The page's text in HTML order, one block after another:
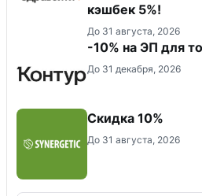
кэшбек 5%!
До 31 августа, 2026
-10% на ЭП для
До 31 декабря, 2026
Скидка 10%
До 31 августа, 2026